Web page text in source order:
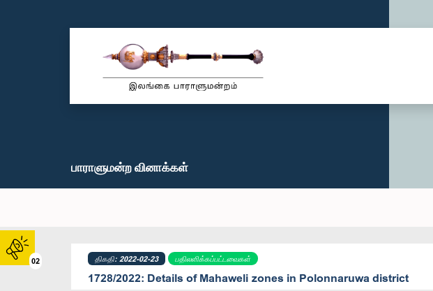
02
பாராளுமன்ற வினாக்கள்
திகதி: 2022-02-23 பதிலளிக்கப்பட்டவைகள்
1728/2022: Details of Mahaweli zones in Polonnaruwa district